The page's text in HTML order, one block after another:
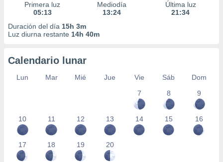
Primera luz
05:13
Mediodía
13:24
Última luz
21:34
Duración del día 15h 3m
Luz diurna restante 14h 40m
Calendario lunar
Lun Mar Mié Jue Vie Sáb
Dom
7
8 9
10 11 12 13 14 15 16
17 18 19 20